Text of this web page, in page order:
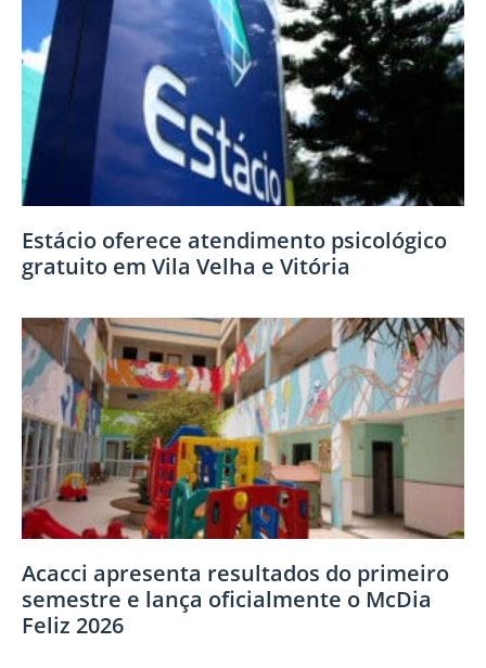
Estácio oferece atendimento psicológico
gratuito em Vila Velha e Vitória
Acacci apresenta resultados do primeiro
semestre e lança oficialmente o McDia
Feliz 2026